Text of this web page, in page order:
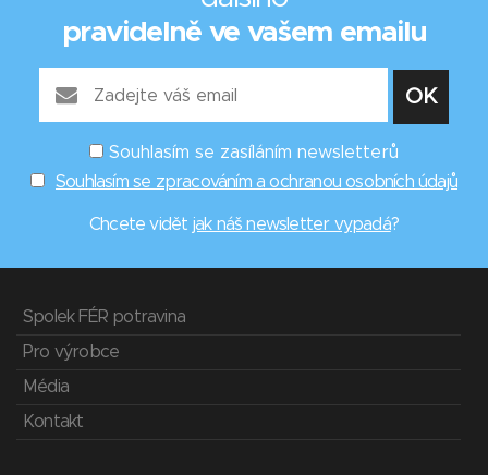
pravidelně ve vašem emailu
Souhlasím se zasíláním newsletterů
Souhlasím se zpracováním a ochranou osobních údajů
Chcete vidět jak náš newsletter vypadá?
Spolek FÉR potravina
Pro výrobce
Média
Kontakt